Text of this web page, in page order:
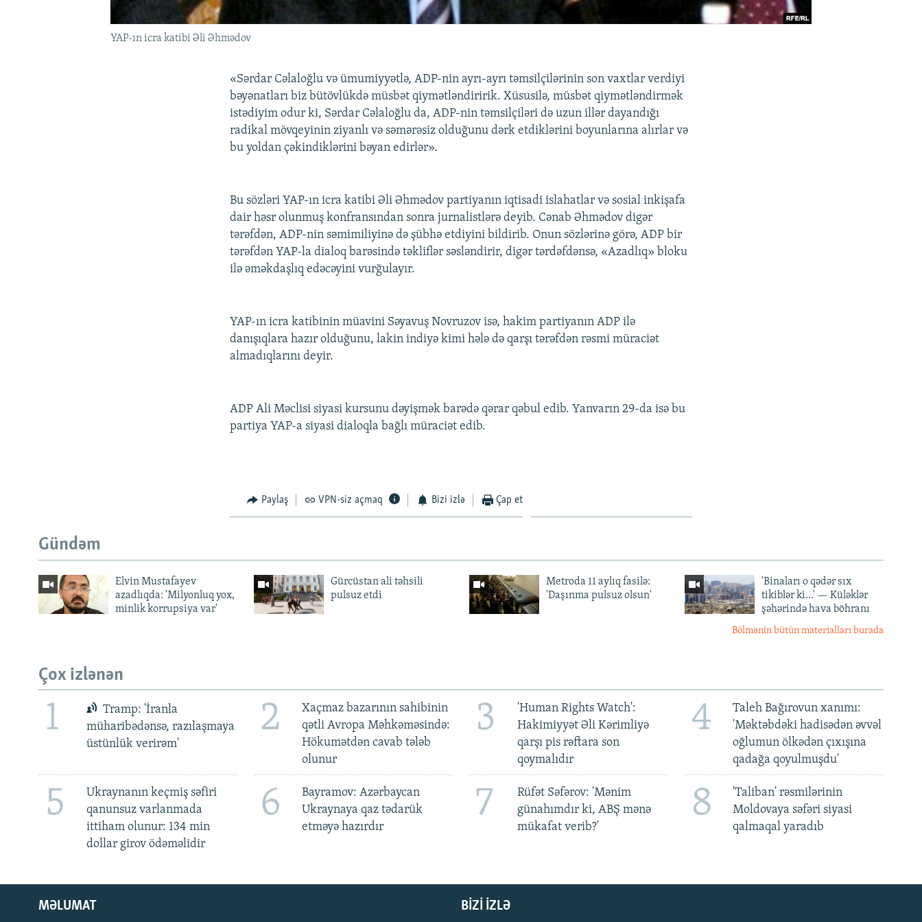
YAP-ın icra katibi Əli Əhmədov
«Sərdar Cəlaloğlu və ümumiyyətlə, ADP-nin ayrı-ayrı təmsilçilərinin son vaxtlar verdiyi
bəyənatları biz bütövlükdə müsbət qiymətləndiririk. Xüsusilə, müsbət qiymətləndirmək
istədiyim odur ki, Sərdar Cəlaloğlu da, ADP-nin təmsilçiləri də uzun illər dayandığı
radikal mövqeyinin ziyanlı və səmərəsiz olduğunu dərk etdiklərini boyunlarına alırlar və
bu yoldan çəkindiklərini bəyan edirlər».
Bu sözləri YAP-ın icra katibi Əli Əhmədov partiyanın iqtisadi islahatlar və sosial inkişafa
dair həsr olunmuş konfransından sonra jurnalistlərə deyib. Cənab Əhmədov digər
tərəfdən, ADP-nin səmimiliyinə də şübhə etdiyini bildirib. Onun sözlərinə görə, ADP bir
tərəfdən YAP-la dialoq barəsində təkliflər səsləndirir, digər tərdəfdənsə, «Azadlıq» bloku
ilə əməkdaşlıq edəcəyini vurğulayır.
YAP-ın icra katibinin müavini Səyavuş Novruzov isə, hakim partiyanın ADP ilə
danışıqlara hazır olduğunu, lakin indiyə kimi hələ də qarşı tərəfdən rəsmi müraciət
almadıqlarını deyir.
ADP Ali Məclisi siyasi kursunu dəyişmək barədə qərar qəbul edib. Yanvarın 29-da isə bu
partiya YAP-a siyasi dialoqla bağlı müraciət edib.
Paylaş VPN-siz açmaq Bizi izlə Çap et
Gündəm
Elvin Mustafayev
azadlıqda: 'Milyonluq yox,
minlik korrupsiya var'
Gürcüstan ali təhsili
pulsuz etdi
Metroda 11 aylıq fasilə:
'Daşınma pulsuz olsun'
'Binaları o qədər sıx
tikiblər ki...' — Küləklər
şəhərində hava böhranı
Bölmənin bütün materialları burada
Çox izlənən
1
Tramp: 'İranla
müharibədənsə, razılaşmaya
üstünlük verirəm'
2
Xaçmaz bazarının sahibinin
qətli Avropa Məhkəməsində:
Hökumətdən cavab tələb
olunur
3
'Human Rights Watch':
Hakimiyyət Əli Kərimliyə
qarşı pis rəftara son
qoymalıdır
4
Taleh Bağırovun xanımı:
'Məktəbdəki hadisədən əvvəl
oğlumun ölkədən çıxışına
qadağa qoyulmuşdu'
5
Ukraynanın keçmiş səfiri
qanunsuz varlanmada
ittiham olunur: 134 min
dollar girov ödəməlidir
6
Bayramov: Azərbaycan
Ukraynaya qaz tədarük
etməyə hazırdır
7
Rüfət Səfərov: 'Mənim
günahımdır ki, ABŞ mənə
mükafat verib?'
8
'Taliban' rəsmilərinin
Moldovaya səfəri siyasi
qalmaqal yaradıb
BIZI IZLƏ
MƏLUMAT